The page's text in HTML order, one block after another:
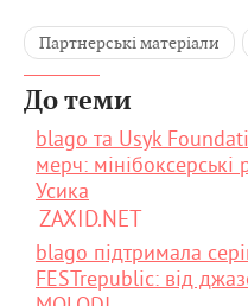
Партнерські матеріали
До теми
blago та Usyk
мерч:
Усика
ZAXID.NET
blago підтримала
FESTrepublic: від